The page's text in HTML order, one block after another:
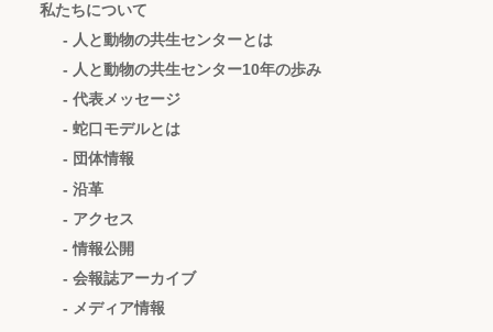
に違反していると判断する場合は、何らの通知・催
告を要せず、本取引を解除することができるものと
責を負わないものとします。 ・暴力団、暴力団構
成員、準構成員、暴力団関係企業、総会屋、社会運
その他の反社会的勢力（以下「反社会的勢力」とい
います）でないこと、過去にも反社会的勢力でなか
もないこと、及び当該関わりが過去にもなかったこ
と ・刑罰法規その他法令に違反する行為及びその
を超えた不当な要求、その他の反社会的活動（以下
「反社会的活動」といいます）を行っていないこ
本規約に定めのない事情が生じた場合、当方とお客
私たちについて
- 人と動物の共生センターとは
- 人と動物の共生センター10年の歩み
- 代表メッセージ
- 蛇口モデルとは
- 団体情報
- 沿革
- アクセス
- 情報公開
- 会報誌アーカイブ
- メディア情報